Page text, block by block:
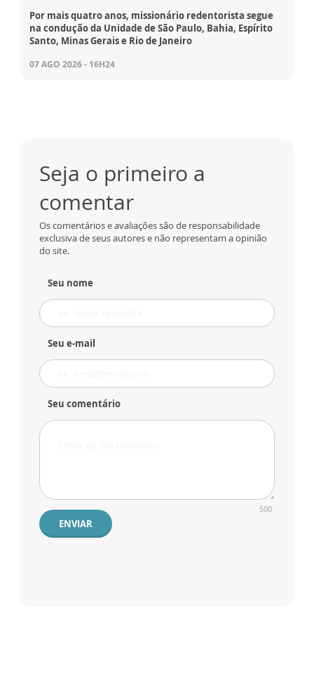
Por mais quatro anos, missionário redentorista segue
na condução da Unidade de São Paulo, Bahia, Espírito
Santo, Minas Gerais e Rio de Janeiro
07 AGO 2026 - 16H24
Seja o primeiro a
comentar
Os comentários e avaliações são de responsabilidade
exclusiva de seus autores e não representam a opinião
do site.
Seu nome
Seu e-mail
Seu comentário
500
ENVIAR